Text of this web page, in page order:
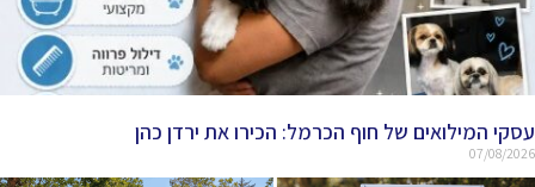
עסקי המילואים של חוף הכרמל: הכירו את ירדן כהן
07/08/2026